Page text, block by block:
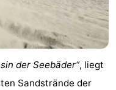
der Seebäder“, liegt
Sandstrände der